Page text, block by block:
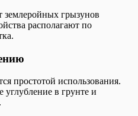
грызунов
располагают по
простотой использования.
углубление в грунте и